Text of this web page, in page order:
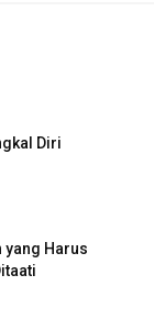
Diri
yang Harus